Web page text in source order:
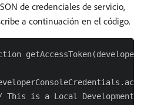
de credenciales de servicio,
a continuación en el código.
This is a Local Development